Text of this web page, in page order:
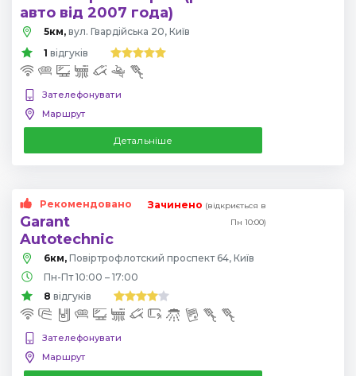
авто від 2007 года)
5км, вул. Гвардійська 20, Київ
1 відгуків
Зателефонувати
Маршрут
Детальніше
Рекомендовано
Garant
Autotechnic
Зачинено (відкриється в
Пн 10:00)
6км,
Повіртрофлотский проспект 64, Київ
Пн-Пт 10:00 – 17:00
8 відгуків
Зателефонувати
Маршрут